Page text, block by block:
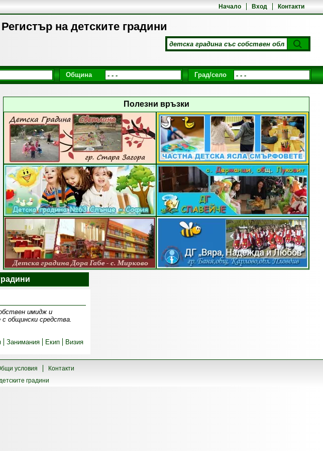
на детските градини
Начало Вход Контакти
Община Град/село
Полезни връзки
имидж и
общински средства.
Занимания Екип Визия
условия
Контакти
градини